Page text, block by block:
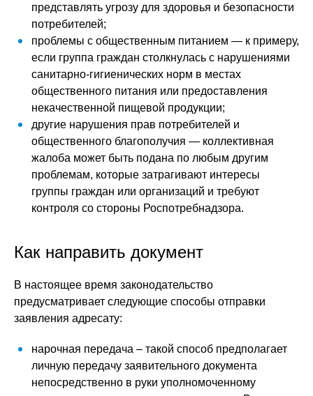
представлять угрозу для здоровья и безопасности
потребителей;
проблемы с общественным питанием — к примеру,
если группа граждан столкнулась с нарушениями
санитарно-гигиенических норм в местах
общественного питания или предоставления
некачественной пищевой продукции;
другие нарушения прав потребителей и
общественного благополучия — коллективная
жалоба может быть подана по любым другим
проблемам, которые затрагивают интересы
группы граждан или организаций и требуют
контроля со стороны Роспотребнадзора.
Как направить документ
В настоящее время законодательство
предусматривает следующие способы отправки
заявления адресату:
нарочная передача – такой способ предполагает
личную передачу заявительного документа
непосредственно в руки уполномоченному